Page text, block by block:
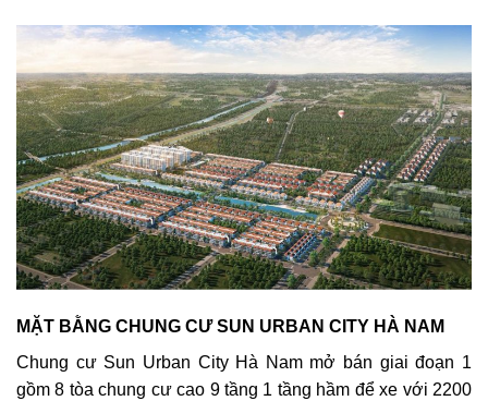
MẶT BẰNG CHUNG CƯ SUN URBAN CITY HÀ NAM
Chung cư Sun Urban City Hà Nam mở bán giai đoạn 1
gồm 8 tòa chung cư cao 9 tầng 1 tầng hầm để xe với 2200